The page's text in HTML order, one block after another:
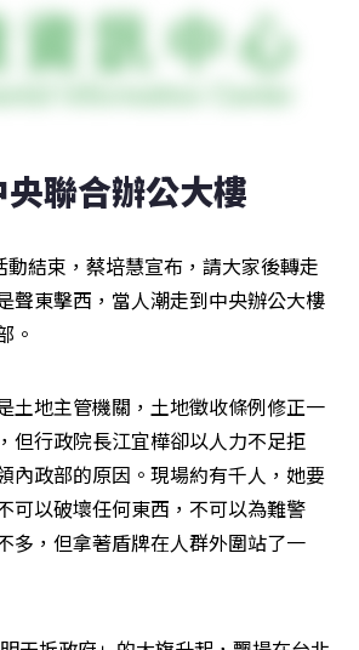
聯合辦公大樓
結束，蔡培慧宣布，請大家後轉走
聲東擊西，當人潮走到中央辦公大樓
。
土地主管機關，土地徵收條例修正一
但行政院長江宜樺卻以人力不足拒
內政部的原因。現場約有千人，她要
可以破壞任何東西，不可以為難警
多，但拿著盾牌在人群外圍站了一